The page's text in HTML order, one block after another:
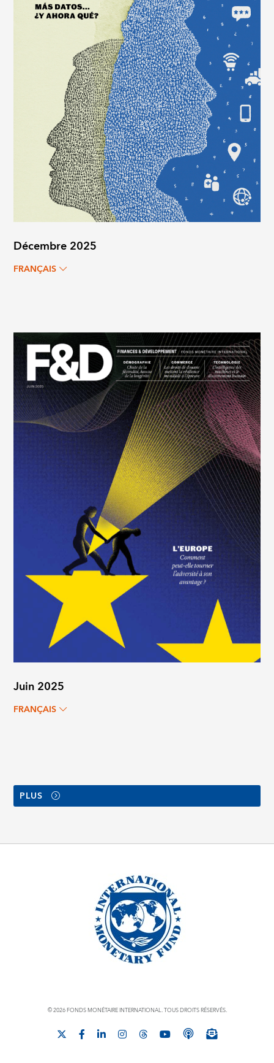
Décembre 2025
FRANÇAIS
Juin 2025
FRANÇAIS
PLUS
© 2026 FONDS MONÉTAIRE INTERNATIONAL. TOUS DROITS RÉSERVÉS.